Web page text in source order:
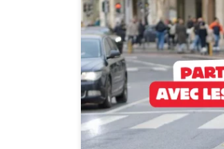
Comment partager la route avec
différents modes de transport,
motocyclistes, véhicules
de tous, il est essentiel de